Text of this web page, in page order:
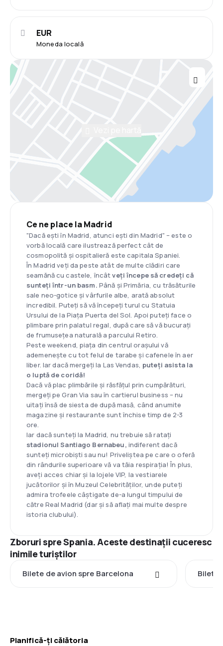
Moneda locală
EUR
Ce ne place la Madrid
"Dacă ești în Madrid, atunci ești din Madrid" – este o
vorbă locală care ilustrează perfect cât de
cosmopolită și ospitalieră este capitala Spaniei.
În Madrid veți da peste atât de multe clădiri care
seamănă cu castele, încâtveți începe să credeți că
sunteți într-un basm. Până și Primăria, cu trăsăturile
sale neo-gotice și vârfurile albe, arată absolut
incredibil. Puteți să vă începeți turul cu Statuia
Ursului de la Piața Puerta del Sol. Apoi puteți face o
plimbare prin palatul regal, după care să vă bucurați
de frumusețea naturală a parcului Retiro.
Peste weekend, piața din centrul orașului vă
ademenește cu tot felul de tarabe și cafenele în aer
liber. Iar dacă mergeți la Las Vendas, puteți asista la
o luptă de coridă!
Dacă vă plac plimbările și răsfățul prin cumpărături,
mergeți pe Gran Via sau în cartierul business – nu
uitați însă de siesta de după masă, când anumite
magazine și restaurante sunt închise timp de 2-3
ore.
Iar dacă sunteți la Madrid, nu trebuie să ratați
stadionul Santiago Bernabeu, indiferent dacă
sunteți microbiști sau nu! Priveliștea pe care o oferă
din rândurile superioare vă va tăia respirația! În plus,
aveți acces chiar și la lojele VIP, la vestiarele
jucătorilor și în Muzeul Celebrităților, unde puteți
admira trofeele câștigate de-a lungul timpului de
către Real Madrid (dar și să aflați mai multe despre
istoria clubului).
Zboruri spre Spania. Aceste destinații cuceresc
inimile turiștilor
Bilete de avion spre Barcelona Bilete
Planifică-ți călătoria